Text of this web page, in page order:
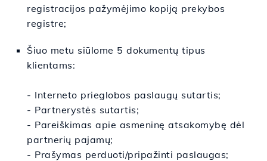
registracijos pažymėjimo kopiją prekybos
registre;
Šiuo metu siūlome 5 dokumentų tipus
klientams:
- Interneto prieglobos paslaugų sutartis;
- Partnerystės sutartis;
- Pareiškimas apie asmeninę atsakomybę dėl
partnerių pajamų;
- Prašymas perduoti/pripažinti paslaugas;